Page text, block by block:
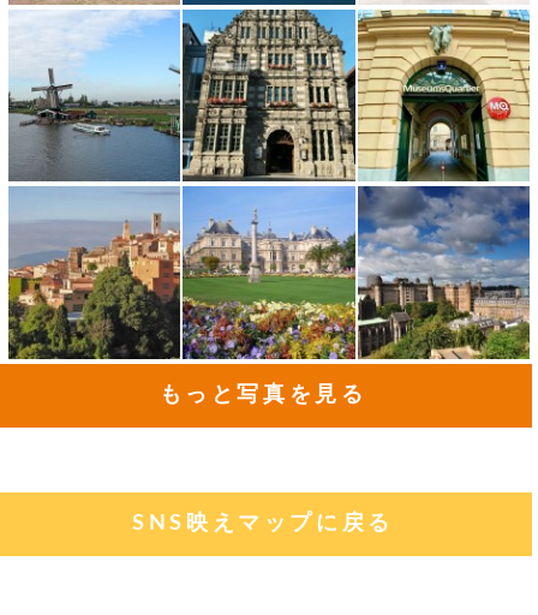
もっと写真を見る
SNS映えマップに戻る